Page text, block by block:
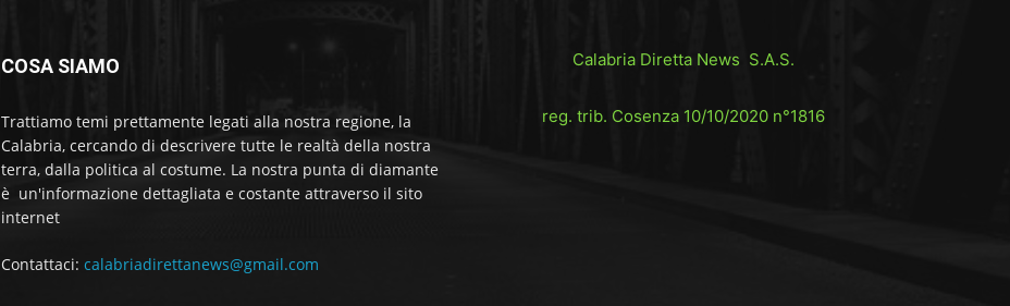
COSA SIAMO
Trattiamo temi prettamente legati alla nostra regione, la
Calabria, cercando di descrivere tutte le realtà della nostra
terra, dalla politica al costume. La nostra punta di diamante
è un'informazione dettagliata e costante attraverso il sito
internet
Contattaci: calabriadirettanews@gmail.com
Calabria Diretta News S.A.S.
reg. trib. Cosenza 10/10/2020 n°1816